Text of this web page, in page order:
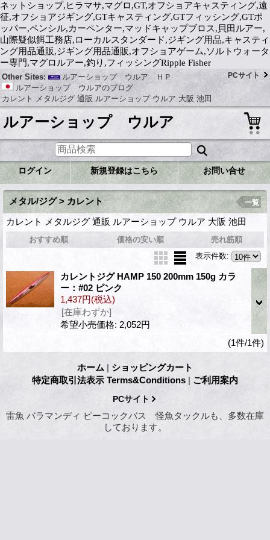
ネットショップ,ヒラマサ,マグロ,GT,オフショアキャスティング,遠
征,オフショアジギング,GTキャスティング,GTフィッシング,GTポ
ッパー,ペンシル,カーペンター,マッドキャップブロス,貝田ルアー,
山際疑似餌工務店,ローカルスタンダード,ジギング用品,キャスティ
ング用品通販,ジギング用品通販,オフショアゲーム,ソルトウォータ
ー専門,マグロルアー,釣り,フィッシングRipple Fisher
Other Sites:
ルアーショップ ウルア ＨＰ
ルアーショップ ウルアのブログ
カレント メタルジグ 通販 ルアーショップ ウルア 大阪 池田
PCサイト
ルアーショップ ウルア
ログイン 新規登録はこちら お問い合せ
メタル/ジグ > カレント
カレント メタルジグ 通販 ルアーショップ ウルア 大阪 池田
一覧
おすすめ順 価格の安い順
売れ筋順
表示件数:
カレントジグ HAMP 150 200mm 150g カラ
ー：#02 ピンク
1,437円(税込)
[在庫わずか]
希望小売価格: 2,052円
(1件/1件)
ホーム | ショッピングカート
特定商取引法表示 Terms&Conditions | ご利用案内
PCサイト
雷魚 バラマンディ ピーコックバス 怪魚タックルも、多数在庫
しております。